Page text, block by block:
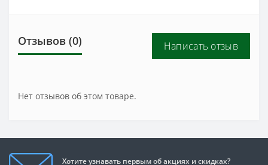
Отзывов (0) Написать отзыв
Нет отзывов об этом товаре.
Хотите узнавать первым об акциях и скидках?